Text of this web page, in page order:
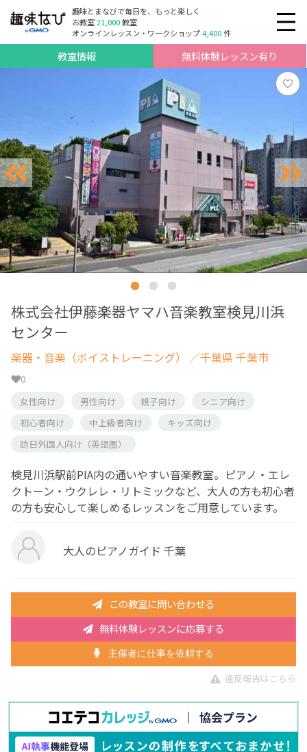
趣味とまなびで毎日を、もっと楽しく
お教室21,000教室
オンラインレッスン・ワークショップ4,400件
教室情報 無料体験レッスン有り
株式会社伊藤楽器ヤマハ音楽教室検見川浜
センター
楽器・音楽（ボイストレーニング） ／千葉県 千葉市
0
女性向け
男性向け 親子向け
シニア向け
初心者向け
中上級者向け
キッズ向け
訪日外国人向け（英語圏）
検見川浜駅前PIA内の通いやすい音楽教室。ピアノ・エレ
クトーン・ウクレレ・リトミックなど、大人の方も初心者
の方も安心して楽しめるレッスンをご用意しています。
大人のピアノガイド 千葉
この教室に問い合わせる
無料体験レッスンに応募する
主催者に仕事を依頼する
違反報告はこちら